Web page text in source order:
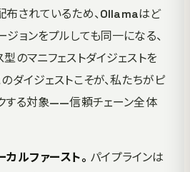
布されているため、Ollamaはど
ジョンをプルしても同一になる、
のマニフェストダイジェストを
ダイジェストこそが、私たちがピ
する対象——信頼チェーン全体
ルファースト。 パイプラインは